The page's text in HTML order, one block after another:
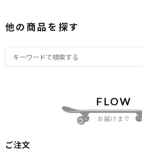
他の商品を探す
FLOW
お届けまで
ご注文